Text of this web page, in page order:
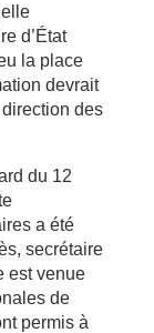
d’État
la place
devrait
des
du 12
a été
secrétaire
est venue
de
permis à